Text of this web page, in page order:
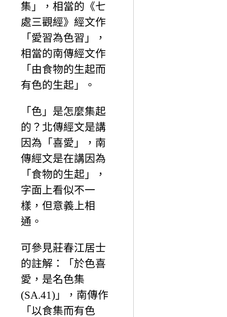
集」，相當的《七
處三觀經》經文作
「愛習為色習」，
相當的南傳經文作
「由食物的生起而
有色的生起」。
「色」是怎麼集起
的？北傳經文是講
因為「喜愛」，南
傳經文是在講因為
「食物的生起」，
字面上看似不一
樣，但意義上相
通。
可參見莊春江居士
的註解：「於色喜
愛，是名色集
(SA.41)」，南傳作
「以食集而有色